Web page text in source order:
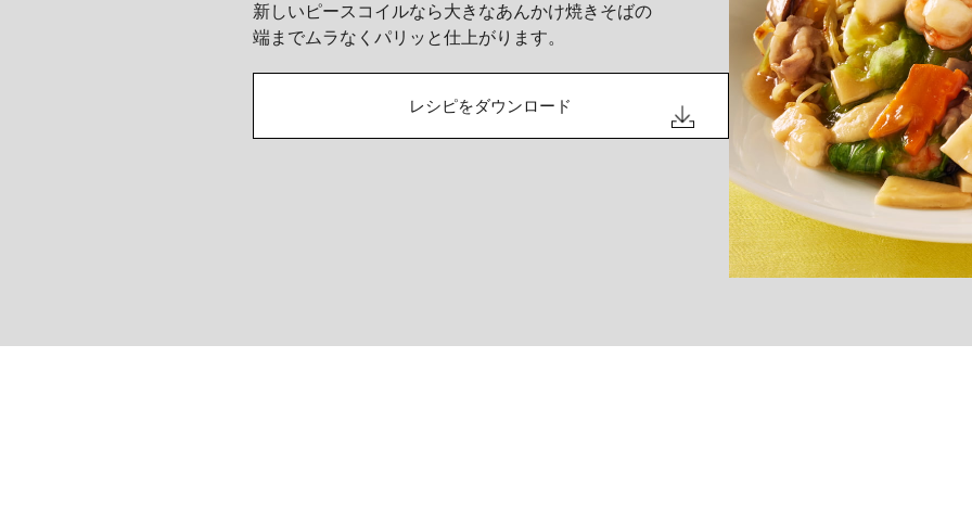
新しいピースコイルなら大きなあんかけ焼きそばの
端までムラなくパリッと仕上がります。
レシピをダウンロード